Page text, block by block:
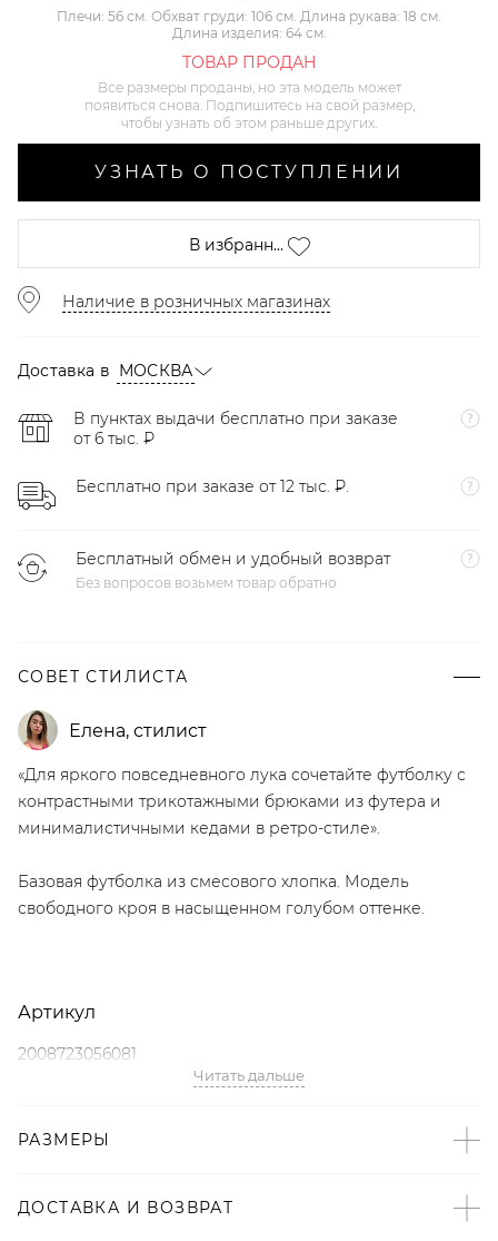
Плечи: 56 см. Обхват груди: 106 см. Длина рукава: 18 см.
Длина изделия: 64 см.
ТОВАР ПРОДАН
Все размеры проданы, но эта модель может
появиться снова. Подпишитесь на свой размер,
чтобы узнать об этом раньше других.
УЗНАТЬ О ПОСТУПЛЕНИИ
В избранн...
Наличие в розничных магазинах
Доставка в МОСКВА
В пунктах выдачи бесплатно при заказе
от 6 тыс. ₽
Бесплатно при заказе от 12 тыс. ₽.
Бесплатный обмен и удобный возврат
Без вопросов возьмем товар обратно
СОВЕТ СТИЛИСТА
Елена, стилист
«Для яркого повседневного лука сочетайте футболку с
контрастными трикотажными брюками из футера и
минималистичными кедами в ретро-стиле».
Базовая футболка из смесового хлопка. Модель
свободного кроя в насыщенном голубом оттенке.
Артикул
2008723056081
– Произведено по индивидуальному заказу и под
– Дизайн: Санкт-Петербург, Россия;
Читать дальше
РАЗМЕРЫ
ДОСТАВКА И ВОЗВРАТ